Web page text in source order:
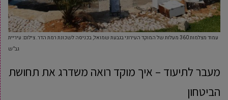
עמוד מצלמות 360 מעלות של המוקד העירוני בגבעת שמואל, בכניסה לשכונת רמת הדר. צילום: עיריית
גב”ש
מעבר לתיעוד – איך מוקד רואה משדרג את תחושת
הביטחון